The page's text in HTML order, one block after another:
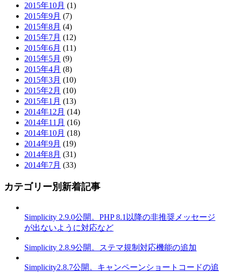
2015年10月 (1)
2015年9月 (7)
2015年8月 (4)
2015年7月 (12)
2015年6月 (11)
2015年5月 (9)
2015年4月 (8)
2015年3月 (10)
2015年2月 (10)
2015年1月 (13)
2014年12月 (14)
2014年11月 (16)
2014年10月 (18)
2014年9月 (19)
2014年8月 (31)
2014年7月 (33)
カテゴリー別新着記事
Simplicity 2.9.0公開。PHP 8.1以降の非推奨メッセージ
が出ないように対応など
Simplicity 2.8.9公開。ステマ規制対応機能の追加
Simplicity2.8.7公開。キャンペーンショートコードの追